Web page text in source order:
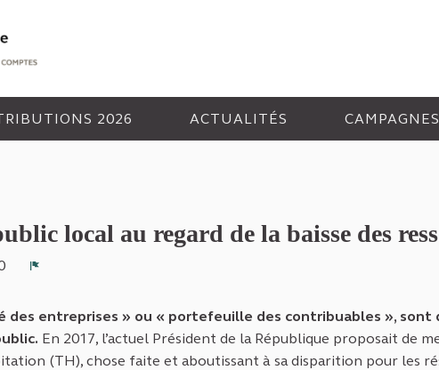
2026 ACTUALITÉS
local au regard de la baisse des
des entreprises » ou « portefeuille des contribuables », sont
En 2017, l’actuel Président de la République proposait de
(TH), chose faite et aboutissant à sa disparition pour les